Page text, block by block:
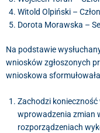
Witold Olpiński –
Dorota Morawska –
Na podstawie
wniosków zgłoszonych
wnioskowa
Zachodzi
wprowadzenia zmian
rozporządzeniach